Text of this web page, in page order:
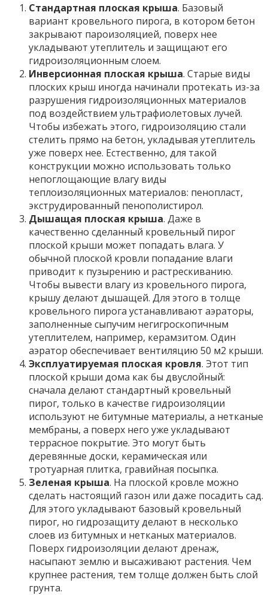
Стандартная плоская крыша. Базовый
вариант кровельного пирога, в котором бетон
закрывают пароизоляцией, поверх нее
укладывают утеплитель и защищают его
гидроизоляционным слоем.
Инверсионная плоская крыша. Старые виды
плоских крыш иногда начинали протекать из-за
разрушения гидроизоляционных материалов
под воздействием ультрафиолетовых лучей.
Чтобы избежать этого, гидроизоляцию стали
стелить прямо на бетон, укладывая утеплитель
уже поверх нее. Естественно, для такой
конструкции можно использовать только
непоглощающие влагу виды
теплоизоляционных материалов: пенопласт,
экструдированный пенополистирол.
Дышащая плоская крыша. Даже в
качественно сделанный кровельный пирог
плоской крыши может попадать влага. У
обычной плоской кровли попадание влаги
приводит к пузырению и растрескиванию.
Чтобы вывести влагу из кровельного пирога,
крышу делают дышащей. Для этого в толще
кровельного пирога устанавливают аэраторы,
заполненные сыпучим негигроскопичным
утеплителем, например, керамзитом. Один
аэратор обеспечивает вентиляцию 50 м2 крыши.
Эксплуатируемая плоская кровля. Этот тип
плоской крыши дома как бы двуслойный:
сначала делают стандартный кровельный
пирог, только в качестве гидроизоляции
используют не битумные материалы, а нетканые
мембраны, а поверх него уже укладывают
террасное покрытие. Это могут быть
деревянные доски, керамическая или
тротуарная плитка, гравийная посыпка.
Зеленая крыша. На плоской кровле можно
сделать настоящий газон или даже посадить сад.
Для этого укладывают базовый кровельный
пирог, но гидрозащиту делают в несколько
слоев из битумных и нетканых материалов.
Поверх гидроизоляции делают дренаж,
насыпают землю и высаживают растения. Чем
крупнее растения, тем толще должен быть слой
грунта.